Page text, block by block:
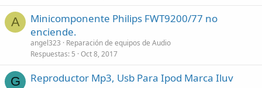
A
Minicomponente Philips FWT9200/77 no
enciende.
angel323
Reparación de equipos de Audio
Respuestas 5 Oct 8, 2017
G
Reproductor Mp3, Usb Para Ipod Marca Iluv